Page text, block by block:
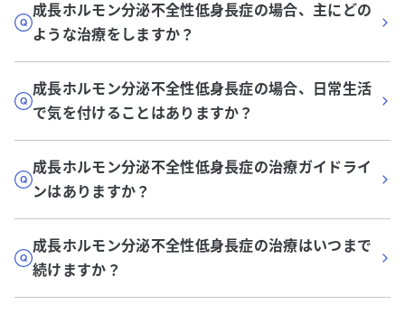
成長ホルモン分泌不全性低身長症の場合、主にどの
ような治療をしますか？
成長ホルモン分泌不全性低身長症の場合、日常生活
で気を付けることはありますか？
成長ホルモン分泌不全性低身長症の治療ガイドライ
ンはありますか？
成長ホルモン分泌不全性低身長症の治療はいつまで
続けますか？